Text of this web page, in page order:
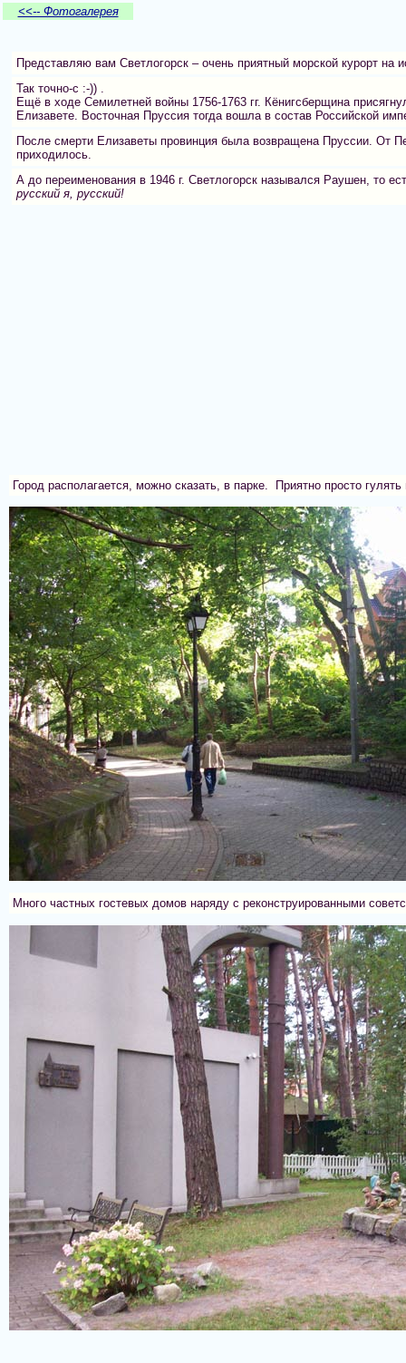
<<-- Фотогалерея
Представляю вам Светлогорск – очень приятный морской курорт на
Так точно-с :-)) .
Ещё в ходе Семилетней войны 1756-1763 гг. Кёнигсберщина
Елизавете. Восточная Пруссия тогда вошла в состав Российской
После смерти Елизаветы провинция была возвращена Пруссии. От
приходилось.
А до переименования в 1946 г. Светлогорск назывался Раушен, то
русский я, русский!
Город располагается, можно сказать, в парке. Приятно просто
Много частных гостевых домов наряду с реконструированными